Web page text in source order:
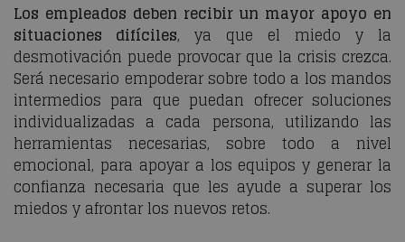
Los empleados deben recibir un mayor apoyo en
situaciones difíciles, ya que el miedo y la
desmotivación puede provocar que la crisis crezca.
Será necesario empoderar sobre todo a los mandos
intermedios para que puedan ofrecer soluciones
individualizadas a cada persona, utilizando las
herramientas necesarias, sobre todo a nivel
emocional, para apoyar a los equipos y generar la
confianza necesaria que les ayude a superar los
miedos y afrontar los nuevos retos.